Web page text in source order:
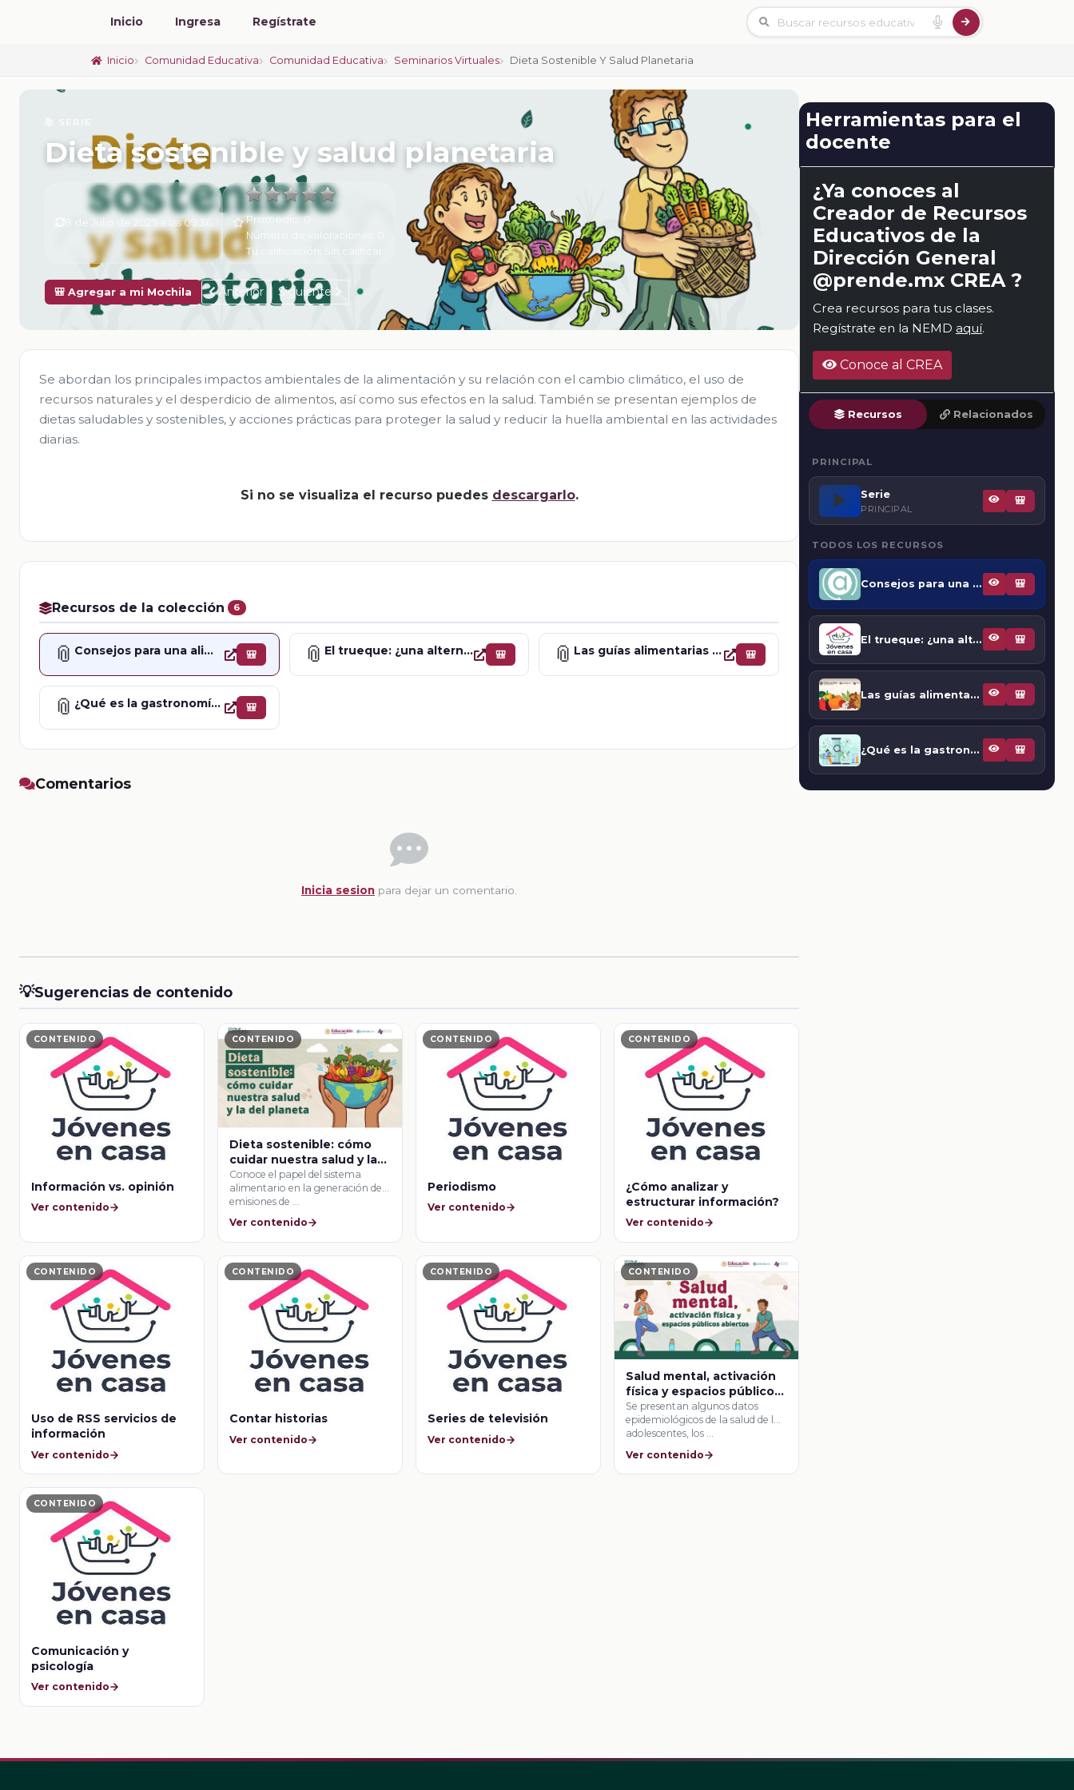
Inicio Ingresa Regístrate
Inicio Comunidad Educativa Comunidad Educativa Seminarios Virtuales Dieta Sostenible Y Salud Planetaria
Dieta sostenible y salud planetaria
8 de Julio de 2025 a las 09:36 Promedio:0
Número de valoraciones:
Tu calificación:
Sin calificar
🎒 Agregar a mi Mochila Anterior Siguiente
Se abordan los principales impactos ambientales de la alimentación y su relación con el cambio climático, el uso de
recursos naturales y el desperdicio de alimentos, así como sus efectos en la salud. También se presentan ejemplos de
dietas saludables y sostenibles, y acciones prácticas para proteger la salud y reducir la huella ambiental en las actividades
diarias.
Si no se visualiza el recurso puedes descargarlo.
Recursos de la colección 6
📎 Consejos para una alimentación saludable 🎒 📎 El trueque: ¿una alternativa para el desarrollo sostenible? 🎒 📎 Las guías alimentarias saludables y sostenibles (GASS) promueven una alimentación menos costosa y ambientalmente sostenible 🎒
📎 ¿Qué es la gastronomía sostenible? 🎒
Comentarios
Inicia sesion para dejar un comentario.
💡Sugerencias de contenido
CONTENIDO
Información vs. opinión
Ver contenido
CONTENIDO
Dieta sostenible: cómo
cuidar nuestra salud y la
del planeta
Conoce el papel del sistema
alimentario en la generación de
emisiones de …
Ver contenido
CONTENIDO
Periodismo
Ver contenido
CONTENIDO
¿Cómo analizar y
estructurar información?
Ver contenido
CONTENIDO
Uso de RSS servicios de
información
Ver contenido
CONTENIDO
Contar historias
Ver contenido
CONTENIDO
Series de televisión
Ver contenido
CONTENIDO
Salud mental, activación
física y espacios públicos
abiertos
Se presentan algunos datos
epidemiológicos de la salud de los
adolescentes, los …
Ver contenido
CONTENIDO
Comunicación y
psicología
Ver contenido
Herramientas para el
docente
¿Ya conoces al
Creador de Recursos
Educativos de la
Dirección General
@prende.mx CREA ?
Crea recursos para tus clases.
Regístrate en la NEMD aquí.
Conoce al CREA
Recursos Relacionados
PRINCIPAL
▶️ Serie
PRINCIPAL
🎒
TODOS LOS RECURSOS
Consejos para una alimentación saludable 🎒
El trueque: ¿una alternativa para el desarrollo sostenible? 🎒
Las guías alimentarias saludables y sostenibles (GASS) promueven una alimentación menos costosa y ambientalmente sostenible 🎒
¿Qué es la gastronomía sostenible? 🎒